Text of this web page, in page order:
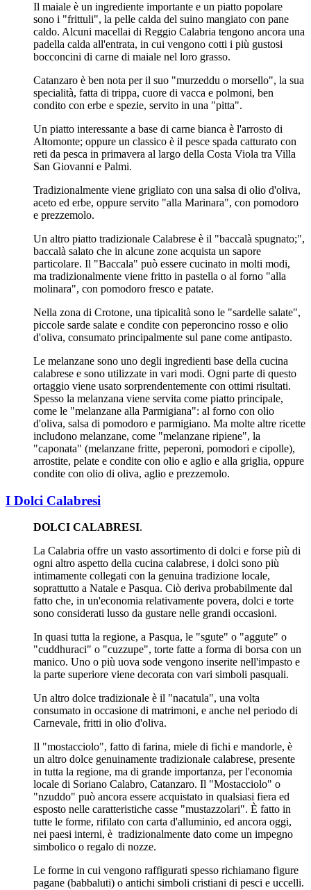
Il maiale è un ingrediente importante e un piatto popolare
sono i "frittuli", la pelle calda del suino mangiato con pane
caldo. Alcuni macellai di Reggio Calabria tengono ancora una
padella calda all'entrata, in cui vengono cotti i più gustosi
bocconcini di carne di maiale nel loro grasso.
Catanzaro è ben nota per il suo "murzeddu o morsello", la sua
specialità, fatta di trippa, cuore di vacca e polmoni, ben
condito con erbe e spezie, servito in una "pitta".
Un piatto interessante a base di carne bianca è l'arrosto di
Altomonte; oppure un classico è il pesce spada catturato con
reti da pesca in primavera al largo della Costa Viola tra Villa
San Giovanni e Palmi.
Tradizionalmente viene grigliato con una salsa di olio d'oliva,
aceto ed erbe, oppure servito "alla Marinara", con pomodoro
e prezzemolo.
Un altro piatto tradizionale Calabrese è il "baccalà spugnato;",
baccalà salato che in alcune zone acquista un sapore
particolare. Il "Baccala" può essere cucinato in molti modi,
ma tradizionalmente viene fritto in pastella o al forno "alla
molinara", con pomodoro fresco e patate.
Nella zona di Crotone, una tipicalità sono le "sardelle salate",
piccole sarde salate e condite con peperoncino rosso e olio
d'oliva, consumato principalmente sul pane come antipasto.
Le melanzane sono uno degli ingredienti base della cucina
calabrese e sono utilizzate in vari modi. Ogni parte di questo
ortaggio viene usato sorprendentemente con ottimi risultati.
Spesso la melanzana viene servita come piatto principale,
come le "melanzane alla Parmigiana": al forno con olio
d'oliva, salsa di pomodoro e parmigiano. Ma molte altre ricette
includono melanzane, come "melanzane ripiene", la
"caponata" (melanzane fritte, peperoni, pomodori e cipolle),
arrostite, pelate e condite con olio e aglio e alla griglia, oppure
condite con olio di oliva, aglio e prezzemolo.
I Dolci Calabresi
DOLCI CALABRESI.
La Calabria offre un vasto assortimento di dolci e forse più di
ogni altro aspetto della cucina calabrese, i dolci sono più
intimamente collegati con la genuina tradizione locale,
soprattutto a Natale e Pasqua. Ciò deriva probabilmente dal
fatto che, in un'economia relativamente povera, dolci e torte
sono considerati lusso da gustare nelle grandi occasioni.
In quasi tutta la regione, a Pasqua, le "sgute" o "aggute" o
"cuddhuraci" o "cuzzupe", torte fatte a forma di borsa con un
manico. Uno o più uova sode vengono inserite nell'impasto e
la parte superiore viene decorata con vari simboli pasquali.
Un altro dolce tradizionale è il "nacatula", una volta
consumato in occasione di matrimoni, e anche nel periodo di
Carnevale, fritti in olio d'oliva.
Il "mostacciolo", fatto di farina, miele di fichi e mandorle, è
un altro dolce genuinamente tradizionale calabrese, presente
in tutta la regione, ma di grande importanza, per l'economia
locale di Soriano Calabro, Catanzaro. Il "Mostacciolo" o
"nzuddo" può ancora essere acquistato in qualsiasi fiera ed
esposto nelle caratteristiche casse "mustazzolari". È fatto in
tutte le forme, rifilato con carta d'alluminio, ed ancora oggi,
nei paesi interni, è tradizionalmente dato come un impegno
simbolico o regalo di nozze.
Le forme in cui vengono raffigurati spesso richiamano figure
pagane (babbaluti) o antichi simboli cristiani di pesci e uccelli.